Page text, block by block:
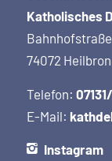
Katholisches
Bahnhofstraße
74072
Telefon:
E-Mail:
Instagram